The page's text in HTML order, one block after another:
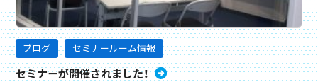
ブログ セミナールーム情報
セミナーが開催されました！